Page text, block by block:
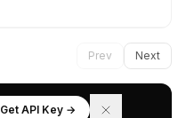
Prev Next
Get API Key →